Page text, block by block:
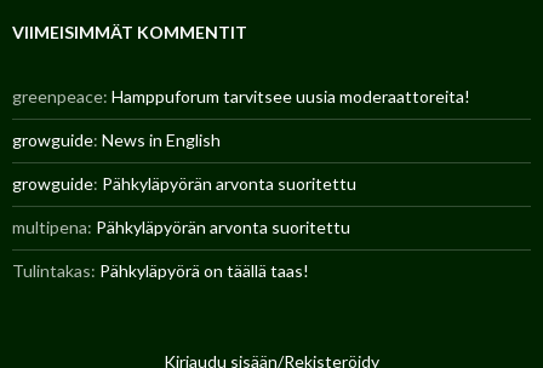
p
n
e
t
a
r
t
i
k
k
VIIMEISIMMÄT KOMMENTIT
greenpeace: Hamppuforum tarvitsee uusia moderaattoreita!
growguide: News in English
growguide: Pähkyläpyörän arvonta suoritettu
multipena: Pähkyläpyörän arvonta suoritettu
Tulintakas: Pähkyläpyörä on täällä taas!
Kirjaudu sisään/Rekisteröidy